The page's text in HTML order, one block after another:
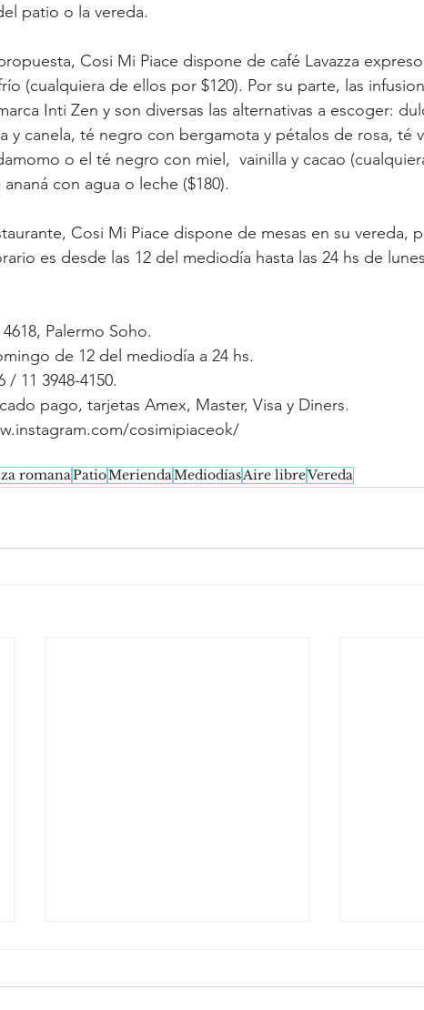
patio o la vereda.
Cosi Mi Piace dispone de café Lavazza
(cualquiera de ellos por $120). Por su parte, las
Inti Zen y son diversas las alternativas a escoger:
y canela, té negro con bergamota y pétalos de rosa, té
o el té negro con miel,  vainilla y cacao
con agua o leche ($180).
Cosi Mi Piace dispone de mesas en su vereda,
es desde las 12 del mediodía hasta las 24 hs de
Palermo Soho.
de 12 del mediodía a 24 hs.
/ 11 3948-4150.
pago, tarjetas Amex, Master, Visa y Diners.
cosimipiaceok/
romanaPatioMeriendaMediodíasAire libreVereda